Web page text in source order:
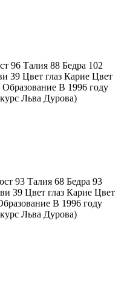
96 Талия 88 Бедра 102
39 Цвет глаз Карие Цвет
В 1996 году
Льва Дурова)
93 Талия 68 Бедра 93
39 Цвет глаз Карие Цвет
В 1996 году
Льва Дурова)